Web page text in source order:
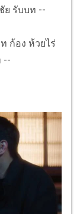
ย รับบท --
ก้อง ห้วยไร่
--